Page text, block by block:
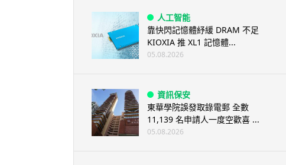
人工智能
靠快閃記憶體紓緩 DRAM 不足
KIOXIA 推 XL1 記憶體...
05.08.2026
資訊保安
東華學院誤發取錄電郵 全數
11,139 名申請人一度空歡喜 ...
05.08.2026